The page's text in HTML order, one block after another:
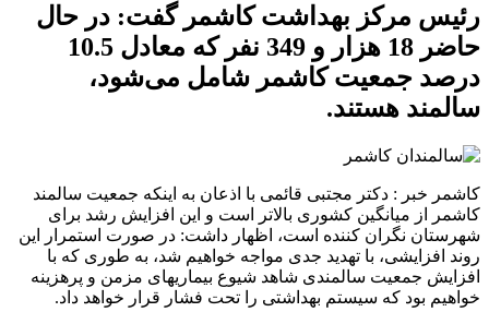
رئیس مرکز بهداشت کاشمر گفت: در حال
حاضر 18 هزار و 349 نفر که معادل 10.5
درصد جمعیت کاشمر شامل می‌شود،
سالمند هستند.
کاشمر خبر : دکتر مجتبی قائمی با اذعان به اینکه جمعیت سالمند
کاشمر از میانگین کشوری بالاتر است و این افزایش رشد برای
شهرستان نگران کننده است، اظهار داشت: در صورت استمرار این
روند افزایشی، با تهدید جدی مواجه خواهیم شد، به طوری که با
افزایش جمعیت سالمندی شاهد شیوع بیماریهای مزمن و پرهزینه
خواهیم بود که سیستم بهداشتی را تحت فشار قرار خواهد داد.